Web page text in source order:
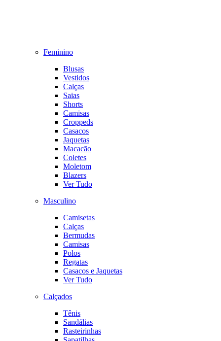
Feminino
Blusas
Vestidos
Calças
Saias
Shorts
Camisas
Croppeds
Casacos
Jaquetas
Macacão
Coletes
Moletom
Blazers
Ver Tudo
Masculino
Camisetas
Calças
Bermudas
Camisas
Polos
Regatas
Casacos e Jaquetas
Ver Tudo
Calçados
Tênis
Sandálias
Rasteirinhas